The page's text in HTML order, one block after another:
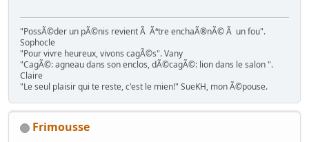
"PossÃ©der un pÃ©nis revient Ã Ãªtre enchaÃ®nÃ© Ã un fou".
Sophocle
"Pour vivre heureux, vivons cagÃ©s". Vany
"CagÃ©: agneau dans son enclos, dÃ©cagÃ©: lion dans le salon ".
Claire
"Le seul plaisir qui te reste, c'est le mien!" SueKH, mon Ã©pouse.
Frimousse